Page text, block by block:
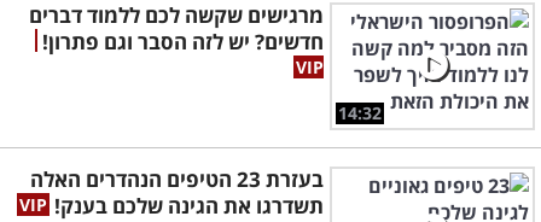
14:32
מרגישים שקשה לכם ללמוד דברים
חדשים? יש לזה הסבר וגם פתרון!
בעזרת 23 הטיפים הנהדרים האלה
תשדרגו את הגינה שלכם בענק!